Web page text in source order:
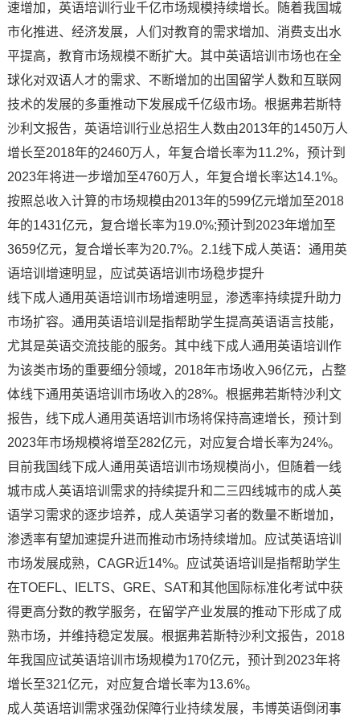
速增加，英语培训行业千亿市场规模持续增长。随着我国城
市化推进、经济发展，人们对教育的需求增加、消费支出水
平提高，教育市场规模不断扩大。其中英语培训市场也在全
球化对双语人才的需求、不断增加的出国留学人数和互联网
技术的发展的多重推动下发展成千亿级市场。根据弗若斯特
沙利文报告，英语培训行业总招生人数由2013年的1450万人
增长至2018年的2460万人，年复合增长率为11.2%，预计到
2023年将进一步增加至4760万人，年复合增长率达14.1%。
按照总收入计算的市场规模由2013年的599亿元增加至2018
年的1431亿元，复合增长率为19.0%;预计到2023年增加至
3659亿元，复合增长率为20.7%。2.1线下成人英语：通用英
语培训增速明显，应试英语培训市场稳步提升
线下成人通用英语培训市场增速明显，渗透率持续提升助力
市场扩容。通用英语培训是指帮助学生提高英语语言技能，
尤其是英语交流技能的服务。其中线下成人通用英语培训作
为该类市场的重要细分领域，2018年市场收入96亿元，占整
体线下通用英语培训市场收入的28%。根据弗若斯特沙利文
报告，线下成人通用英语培训市场将保持高速增长，预计到
2023年市场规模将增至282亿元，对应复合增长率为24%。
目前我国线下成人通用英语培训市场规模尚小，但随着一线
城市成人英语培训需求的持续提升和二三四线城市的成人英
语学习需求的逐步培养，成人英语学习者的数量不断增加，
渗透率有望加速提升进而推动市场持续增加。应试英语培训
市场发展成熟，CAGR近14%。应试英语培训是指帮助学生
在TOEFL、IELTS、GRE、SAT和其他国际标准化考试中获
得更高分数的教学服务，在留学产业发展的推动下形成了成
熟市场，并维持稳定发展。根据弗若斯特沙利文报告，2018
年我国应试英语培训市场规模为170亿元，预计到2023年将
增长至321亿元，对应复合增长率为13.6%。
成人英语培训需求强劲保障行业持续发展，韦博英语倒闭事